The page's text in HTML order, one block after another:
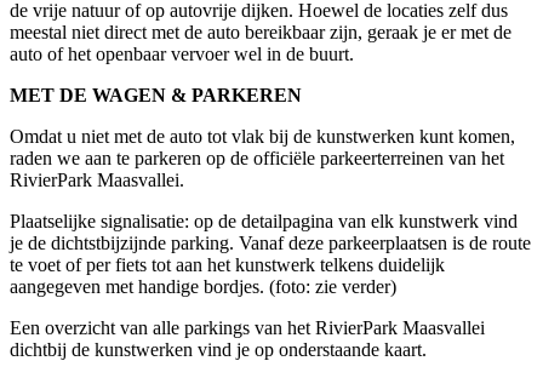
de vrije natuur of op autovrije dijken. Hoewel de locaties zelf dus
meestal niet direct met de auto bereikbaar zijn, geraak je er met de
auto of het openbaar vervoer wel in de buurt.
MET DE WAGEN & PARKEREN
Omdat u niet met de auto tot vlak bij de kunstwerken kunt komen,
raden we aan te parkeren op de officiële parkeerterreinen van het
RivierPark Maasvallei.
Plaatselijke signalisatie: op de detailpagina van elk kunstwerk vind
je de dichtstbijzijnde parking. Vanaf deze parkeerplaatsen is de route
te voet of per fiets tot aan het kunstwerk telkens duidelijk
aangegeven met handige bordjes. (foto: zie verder)
Een overzicht van alle parkings van het RivierPark Maasvallei
dichtbij de kunstwerken vind je op onderstaande kaart.